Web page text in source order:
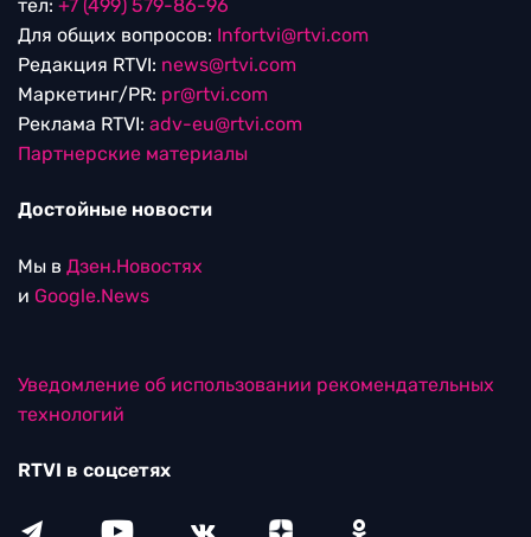
тел: +7 (499) 579-86-96
Для общих вопросов: Infortvi@rtvi.com
Редакция RTVI: news@rtvi.com
Маркетинг/PR: pr@rtvi.com
Реклама RTVI: adv-eu@rtvi.com
Партнерские материалы
Достойные новости
Мы в Дзен.Новостях
и Google.News
Уведомление об использовании рекомендательных
технологий
RTVI в соцсетях